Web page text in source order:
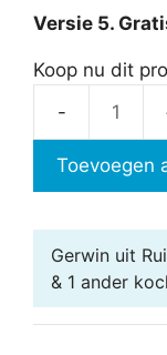
Versie 5.
Koop nu dit
Toevoegen
Gerwin uit
& 1 ander